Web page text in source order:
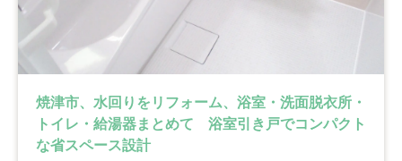
焼津市、水回りをリフォーム、浴室・洗面脱衣所・
トイレ・給湯器まとめて 浴室引き戸でコンパクト
な省スペース設計